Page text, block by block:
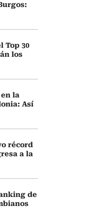
Top 30
los
la
Así
récord
a la
de